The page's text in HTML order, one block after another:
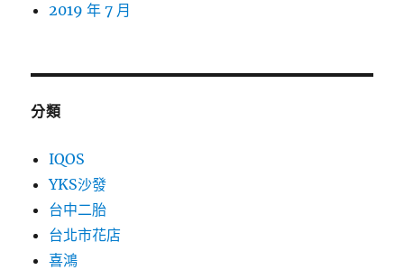
2019 年 7 月
分類
IQOS
YKS沙發
台中二胎
台北市花店
喜鴻